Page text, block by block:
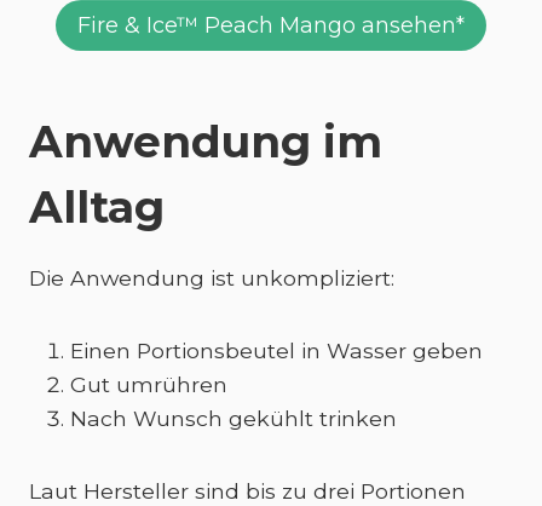
Fire & Ice™ Peach Mango ansehen*
Anwendung im
Alltag
Die Anwendung ist unkompliziert:
Einen Portionsbeutel in Wasser geben
Gut umrühren
Nach Wunsch gekühlt trinken
Laut Hersteller sind bis zu drei Portionen